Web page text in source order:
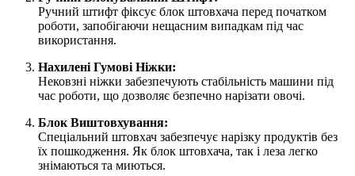
Ручний штифт фіксує блок штовхача перед початком
роботи, запобігаючи нещасним випадкам під час
використання.
Нахилені Гумові Ніжки:
Нековзні ніжки забезпечують стабільність машини під
час роботи, що дозволяє безпечно нарізати овочі.
Блок Виштовхування:
Спеціальний штовхач забезпечує нарізку продуктів без
їх пошкодження. Як блок штовхача, так і леза легко
знімаються та миються.